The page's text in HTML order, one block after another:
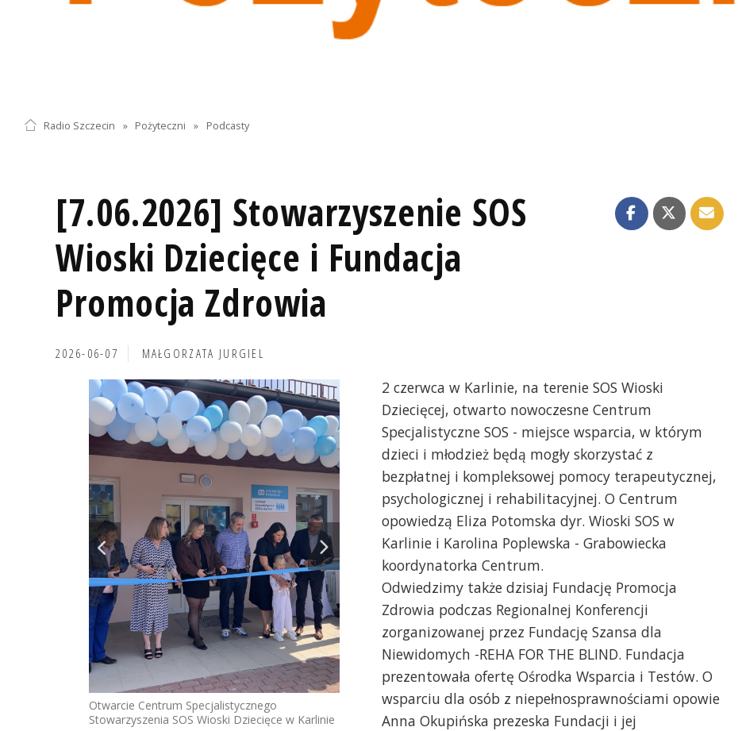
Radio Szczecin » Pożyteczni » Podcasty
[7.06.2026] Stowarzyszenie SOS
Wioski Dziecięce i Fundacja
Promocja Zdrowia
2026-06-07 MAŁGORZATA JURGIEL
Otwarcie Centrum Specjalistycznego
Stowarzyszenia SOS Wioski Dziecięce w Karlinie
Anna Okupińska prezeska Fundacji Zdrowia i
Borys Kowalczyk
Otwarcie Centrum
Stowarzyszenia SOS Wioski
2 czerwca w Karlinie, na terenie SOS Wioski
Dziecięcej, otwarto nowoczesne Centrum
Specjalistyczne SOS - miejsce wsparcia, w którym
dzieci i młodzież będą mogły skorzystać z
bezpłatnej i kompleksowej pomocy terapeutycznej,
psychologicznej i rehabilitacyjnej. O Centrum
opowiedzą Eliza Potomska dyr. Wioski SOS w
Karlinie i Karolina Poplewska - Grabowiecka
koordynatorka Centrum.
Odwiedzimy także dzisiaj Fundację Promocja
Zdrowia podczas Regionalnej Konferencji
zorganizowanej przez Fundację Szansa dla
Niewidomych -REHA FOR THE BLIND. Fundacja
prezentowała ofertę Ośrodka Wsparcia i Testów. O
wsparciu dla osób z niepełnosprawnościami opowie
Anna Okupińska prezeska Fundacji i jej